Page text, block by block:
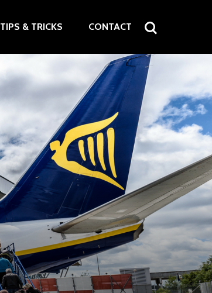
TIPS & TRICKS CONTACT